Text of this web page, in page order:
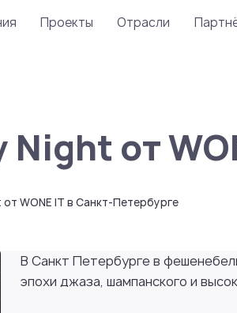
Проекты Отрасли
от
WONE IT в Санкт-Петербурге
В Санкт Петербурге в
эпохи джаза, шампанского и